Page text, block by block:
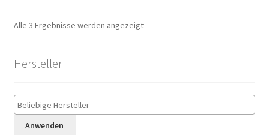
Alle 3 Ergebnisse werden angezeigt
Hersteller
Anwenden